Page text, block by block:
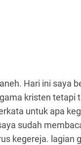
Hari ini saya
kristen tetapi
untuk apa
sudah
kegereja. lagian